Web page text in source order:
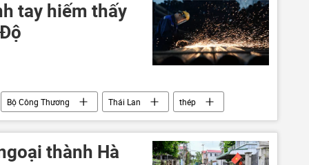
tay hiếm thấy
Bộ Công Thương Thái Lan
thép
thành Hà